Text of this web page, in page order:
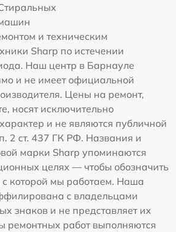
и техническим
Sharp по истечении
Наш центр в Барнауле
и не имеет официальной
Цены на ремонт,
носят исключительно
и не являются публичной
2 ст. 437 ГК РФ. Названия и
марки Sharp упоминаются
целях — чтобы обозначить
с которой мы работаем. Наша
с владельцами
знаков и не представляет их
ремонтных работ выполняются